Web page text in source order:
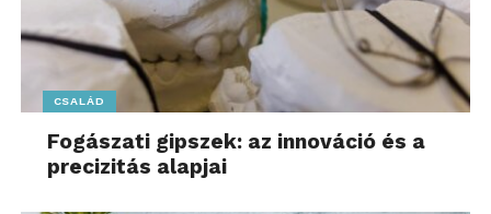
CSALÁD
Fogászati gipszek: az innováció és a
precizitás alapjai